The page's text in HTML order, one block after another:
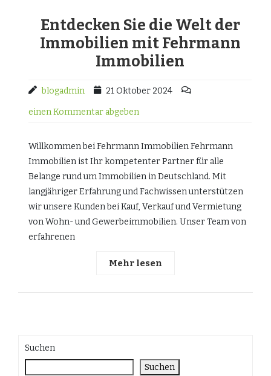
Entdecken Sie die Welt der
Immobilien mit Fehrmann
Immobilien
blogadmin 21 Oktober 2024
einen Kommentar abgeben
Willkommen bei Fehrmann Immobilien Fehrmann
Immobilien ist Ihr kompetenter Partner für alle
Belange rund um Immobilien in Deutschland. Mit
langjähriger Erfahrung und Fachwissen unterstützen
wir unsere Kunden bei Kauf, Verkauf und Vermietung
von Wohn- und Gewerbeimmobilien. Unser Team von
erfahrenen
Mehr lesen
Suchen
Suchen